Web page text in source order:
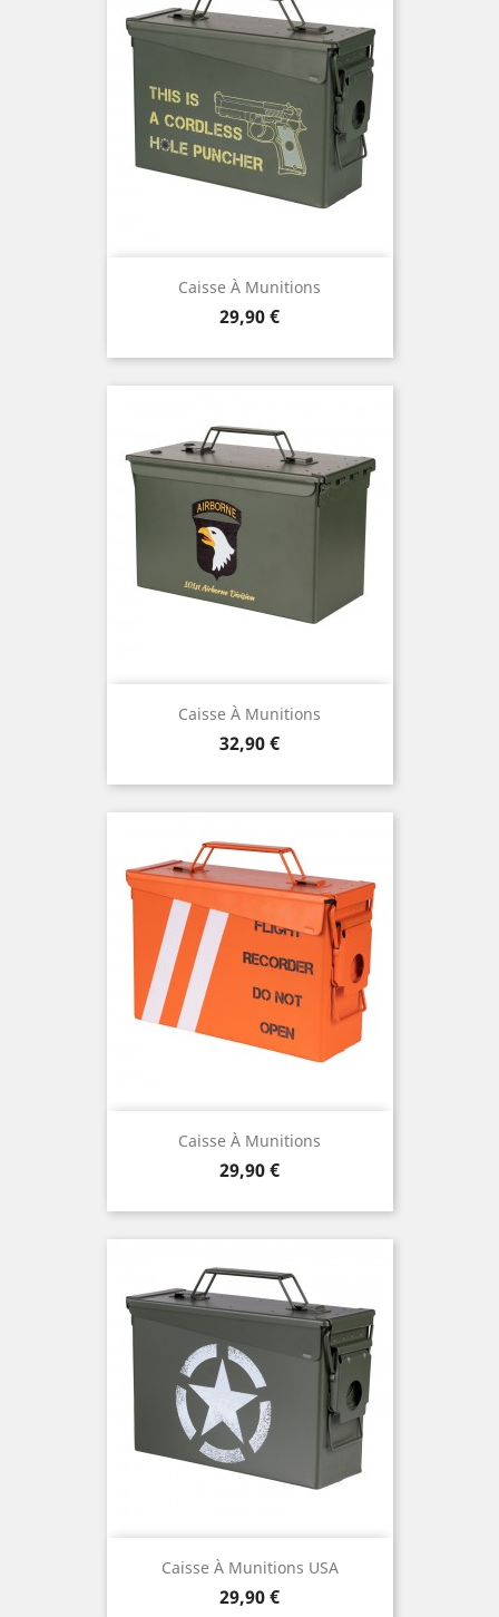
Caisse À Munitions
Prix
29,90 €
Caisse À Munitions
Prix
32,90 €
Caisse À Munitions
Prix
29,90 €
Caisse À Munitions USA
Prix
29,90 €